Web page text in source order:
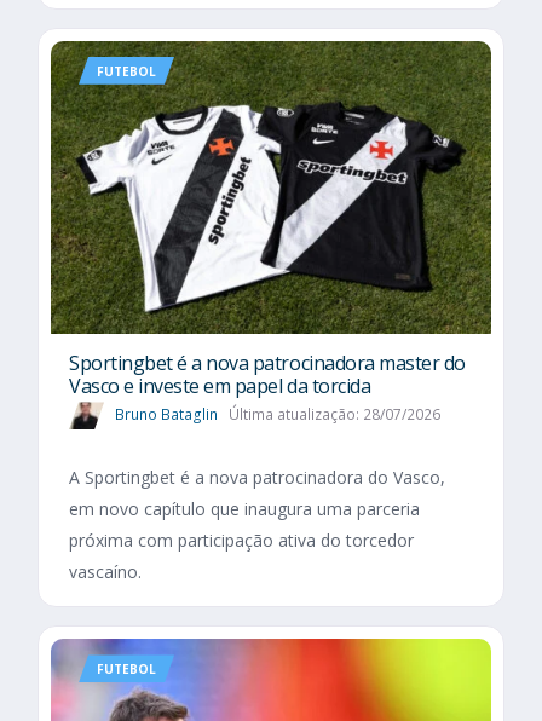
FUTEBOL
Sportingbet é a nova patrocinadora master do
Vasco e investe em papel da torcida
Bruno Bataglin Última atualização: 28/07/2026
A Sportingbet é a nova patrocinadora do Vasco,
em novo capítulo que inaugura uma parceria
próxima com participação ativa do torcedor
vascaíno.
FUTEBOL